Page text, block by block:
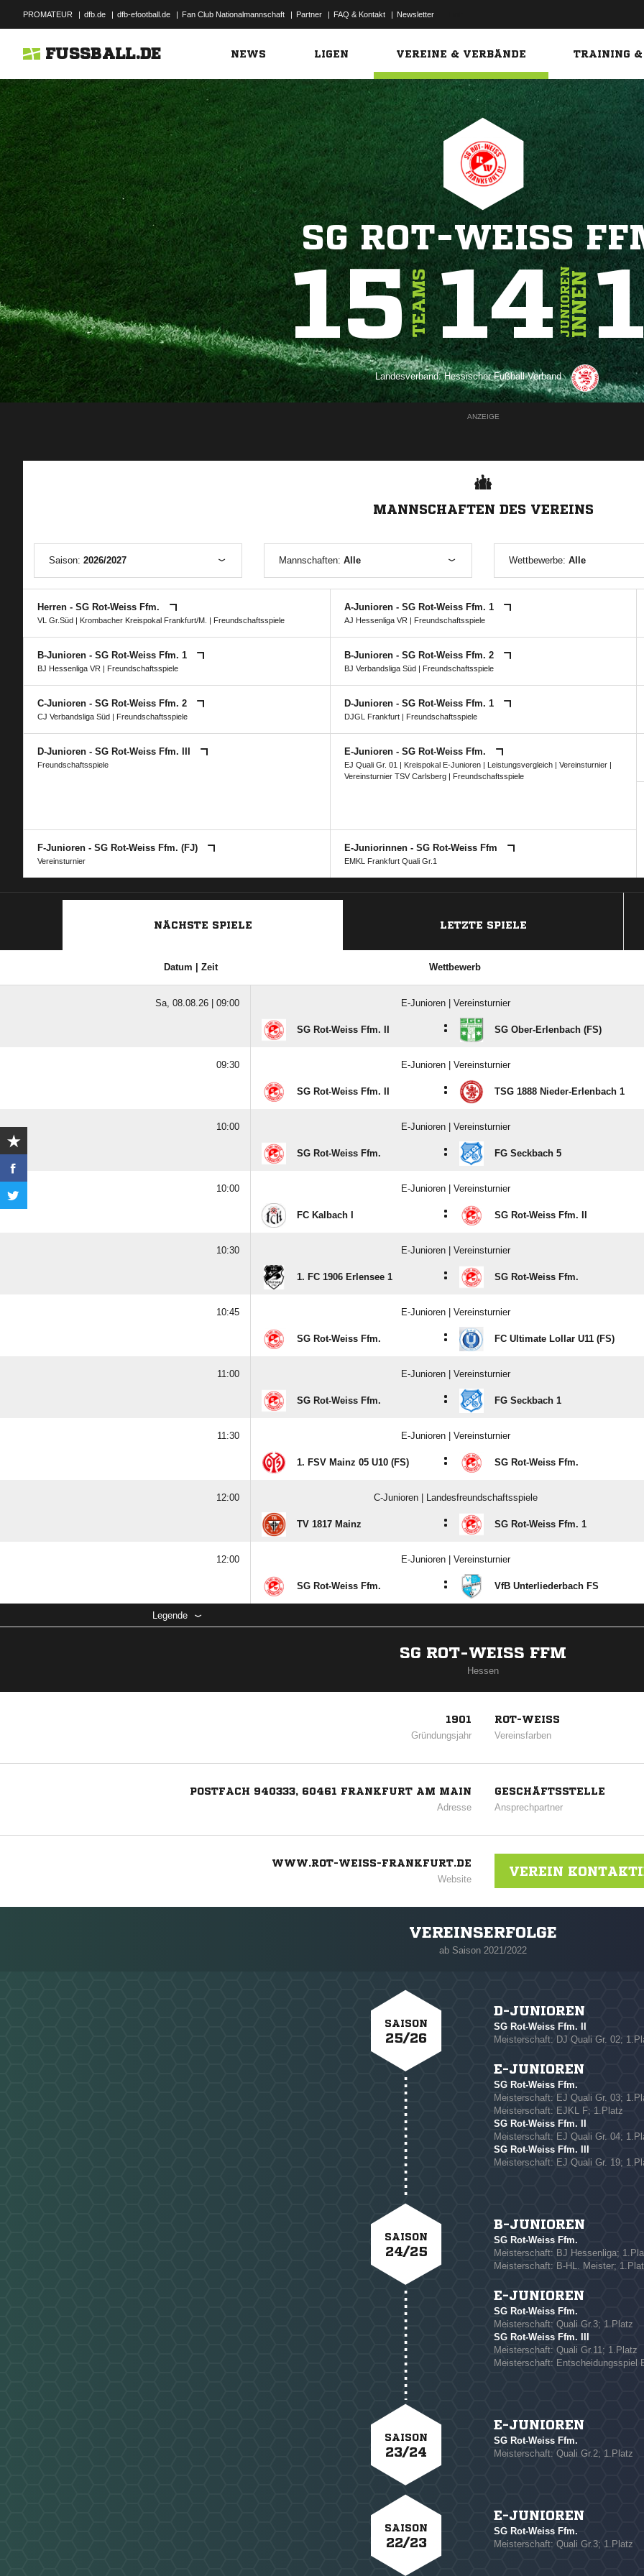
PROMATEUR | dfb.de | dfb-efootball.de | Fan Club Nationalmannschaft | Partner | FAQ & Kontakt | Newsletter
FUSSBALL.DE NEWS LIGEN VEREINE & VERBÄNDE TRAINING &
SG ROT-WEISS
15TEAMS14JUNIORENINNEN
Landesverband:Hessischer Fußball-Verband
ANZEIGE
MANNSCHAFTEN DES VEREINS
Saison: 2026/2027 Mannschaften: Alle Wettbewerbe: Alle
Herren - SG Rot-Weiss Ffm.
VL Gr.Süd | Krombacher Kreispokal Frankfurt/M. | Freundschaftsspiele
A-Junioren - SG Rot-Weiss Ffm. 1
AJ Hessenliga VR | Freundschaftsspiele
B-Junioren - SG Rot-Weiss Ffm. 1
BJ Hessenliga VR | Freundschaftsspiele
B-Junioren - SG Rot-Weiss Ffm. 2
BJ Verbandsliga Süd| Freundschaftsspiele
C-Junioren - SG Rot-Weiss Ffm. 2
CJ Verbandsliga Süd | Freundschaftsspiele
D-Junioren - SG Rot-Weiss Ffm. 1
DJGL Frankfurt| Freundschaftsspiele
D-Junioren - SG Rot-Weiss Ffm. III
Freundschaftsspiele
E-Junioren - SG Rot-Weiss Ffm.
EJ Quali Gr. 01 | Kreispokal E-Junioren| Leistungsvergleich| Vereinsturnier|
Vereinsturnier TSV Carlsberg| Freundschaftsspiele
F-Junioren - SG Rot-Weiss Ffm. (FJ)
Vereinsturnier
E-Juniorinnen - SG Rot-Weiss Ffm
EMKL Frankfurt Quali Gr.1
NÄCHSTE SPIELE LETZTE SPIELE
Datum | Zeit Wettbewerb
Sa, 08.08.26 | 09:00 E-Junioren | Vereinsturnier
SG Rot-Weiss Ffm. II : SG Ober-Erlenbach (FS)
09:30 E-Junioren | Vereinsturnier
SG Rot-Weiss Ffm. II : TSG 1888 Nieder-Erlenbach 1
10:00 E-Junioren | Vereinsturnier
SG Rot-Weiss Ffm. : FG Seckbach 5
10:00 E-Junioren | Vereinsturnier
FC Kalbach I : SG Rot-Weiss Ffm. II
10:30 E-Junioren | Vereinsturnier
1. FC 1906 Erlensee 1 : SG Rot-Weiss Ffm.
10:45 E-Junioren | Vereinsturnier
SG Rot-Weiss Ffm. : FC Ultimate Lollar U11 (FS)
11:00 E-Junioren | Vereinsturnier
SG Rot-Weiss Ffm. : FG Seckbach 1
11:30 E-Junioren | Vereinsturnier
1. FSV Mainz 05 U10 (FS) : SG Rot-Weiss Ffm.
12:00 C-Junioren | Landesfreundschaftsspiele
TV 1817 Mainz : SG Rot-Weiss Ffm. 1
12:00 E-Junioren | Vereinsturnier
SG Rot-Weiss Ffm. : VfB Unterliederbach FS
Legende
SG ROT-WEISS FFM
Hessen
1901
Gründungsjahr
ROT-WEISS
Vereinsfarben
POSTFACH 940333, 60461 FRANKFURT AM MAIN
Adresse
GESCHÄFTSSTELLE
Ansprechpartner
WWW.ROT-WEISS-FRANKFURT.DE
Website
VEREIN
NACHRICHT
* Pflichtfelder
VEREINSERFOLGE
ab Saison 2021/2022
SAISON
25/26
D-JUNIOREN
SG Rot-Weiss Ffm. II
Meisterschaft: DJ Quali Gr. 02;
E-JUNIOREN
SG Rot-Weiss Ffm.
Meisterschaft: EJ Quali Gr. 03;
Meisterschaft: EJKL F; 1.Platz
SG Rot-Weiss Ffm. II
Meisterschaft: EJ Quali Gr. 04;
SG Rot-Weiss Ffm. III
Meisterschaft: EJ Quali Gr. 19;
SAISON
24/25
B-JUNIOREN
SG Rot-Weiss Ffm.
Meisterschaft: BJ Hessenliga;
Meisterschaft: B-HL. Meister;
E-JUNIOREN
SG Rot-Weiss Ffm.
Meisterschaft: Quali Gr.3; 1.Platz
SG Rot-Weiss Ffm. III
Meisterschaft: Quali Gr.11; 1.Platz
Meisterschaft: Entscheidungsspiel
SAISON
23/24
E-JUNIOREN
SG Rot-Weiss Ffm.
Meisterschaft: Quali Gr.2; 1.Platz
SAISON
22/23
E-JUNIOREN
SG Rot-Weiss Ffm.
Meisterschaft: Quali Gr.3; 1.Platz